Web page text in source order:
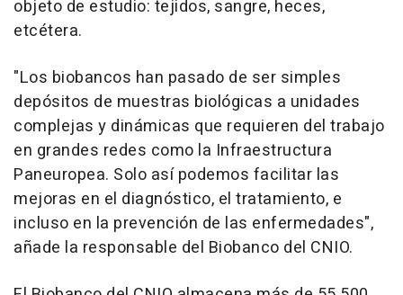
objeto de estudio: tejidos, sangre, heces,
etcétera.
"Los biobancos han pasado de ser simples
depósitos de muestras biológicas a unidades
complejas y dinámicas que requieren del trabajo
en grandes redes como la Infraestructura
Paneuropea. Solo así podemos facilitar las
mejoras en el diagnóstico, el tratamiento, e
incluso en la prevención de las enfermedades",
añade la responsable del Biobanco del CNIO.